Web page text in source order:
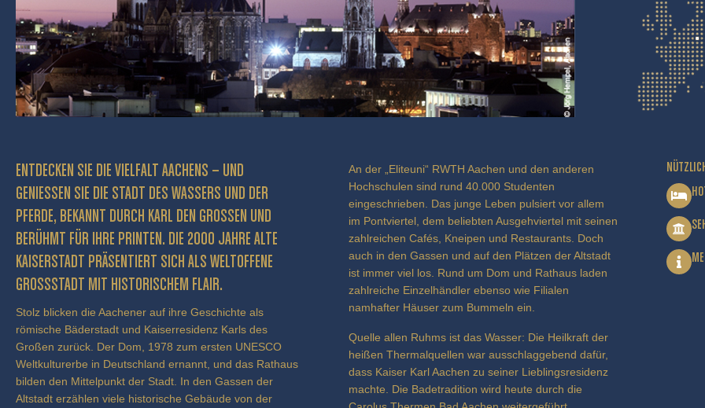
ENTDECKEN SIE DIE VIELFALT AACHENS – UND
GENIESSEN SIE DIE STADT DES WASSERS UND DER P
FERDE, BEKANNT DURCH KARL DEN GROSSEN UND BE
RÜHMT FÜR IHRE PRINTEN. DIE 2000 JAHRE ALTE KA
ISERSTADT PRÄSENTIERT SICH ALS WELTOFFENE GR
OSSSTADT MIT HISTORISCHEM FLAIR.
Stolz blicken die Aachener auf ihre Geschichte als
römische Bäderstadt und Kaiserresidenz Karls des
Großen zurück. Der Dom, 1978 zum ersten UNESCO
Weltkulturerbe in Deutschland ernannt, und das Rathaus
bilden den Mittelpunkt der Stadt. In den Gassen der
Altstadt erzählen viele historische Gebäude von der
An der „Eliteuni“ RWTH Aachen und den anderen
Hochschulen sind rund 40.000 Studenten
eingeschrieben. Das junge Leben pulsiert vor allem
im Pontviertel, dem beliebten Ausgehviertel mit seinen
zahlreichen Cafés, Kneipen und Restaurants. Doch
auch in den Gassen und auf den Plätzen der Altstadt
ist immer viel los. Rund um Dom und Rathaus laden
zahlreiche Einzelhändler ebenso wie Filialen
namhafter Häuser zum Bummeln ein.
Quelle allen Ruhms ist das Wasser: Die Heilkraft der
heißen Thermalquellen war ausschlaggebend dafür,
dass Kaiser Karl Aachen zu seiner Lieblingsresidenz
machte. Die Badetradition wird heute durch die